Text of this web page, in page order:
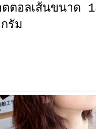
ตอลเส้นขนาด
รัม